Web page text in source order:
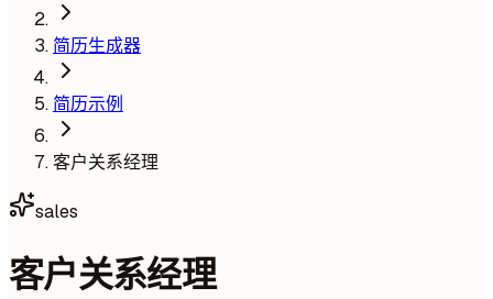
简历生成器
简历示例
客户关系经理
sales
客户关系经理